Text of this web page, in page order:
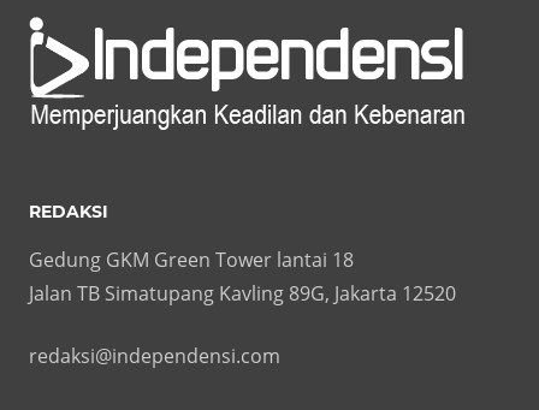
REDAKSI
Gedung GKM Green Tower lantai 18
Jalan TB Simatupang Kavling 89G, Jakarta 12520
redaksi@independensi.com